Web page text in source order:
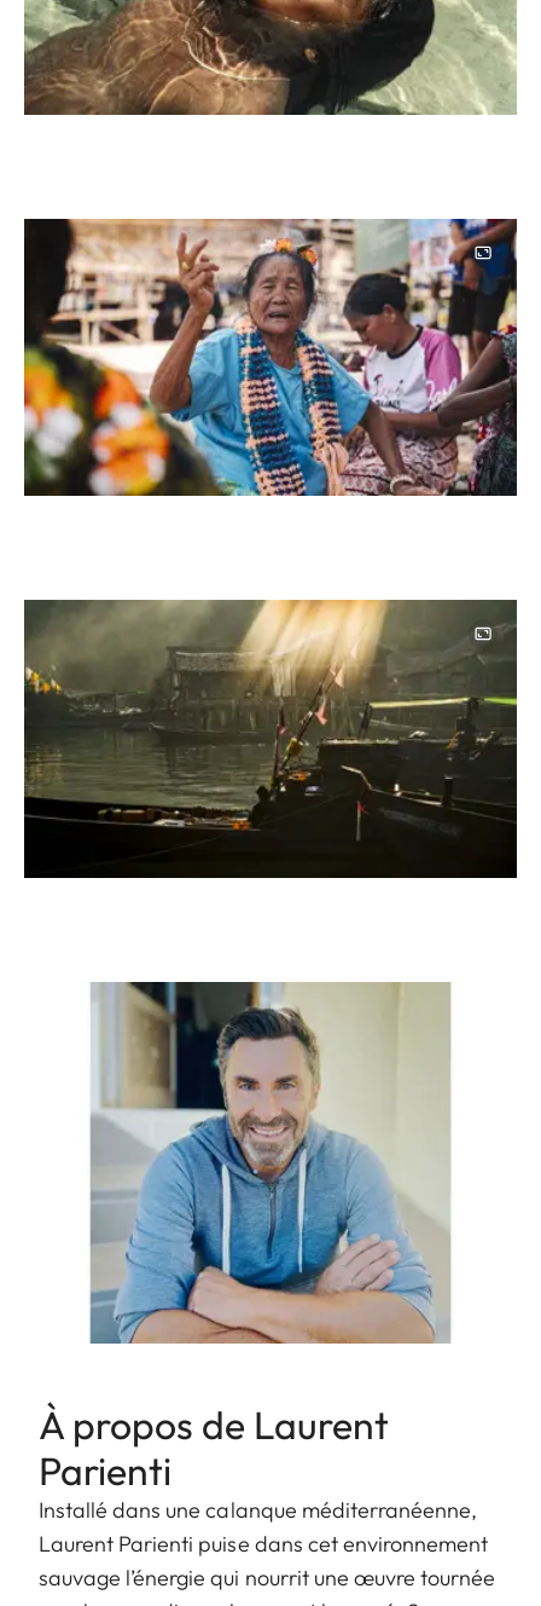
Image
Image
À propos de Laurent
Parienti
Installé dans une calanque méditerranéenne,
Laurent Parienti puise dans cet environnement
sauvage l’énergie qui nourrit une œuvre tournée